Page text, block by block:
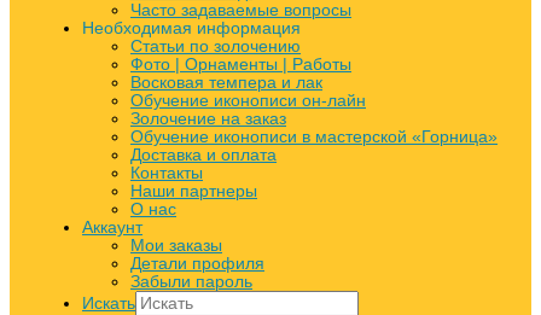
Часто задаваемые вопросы
Необходимая информация
Статьи по золочению
Фото | Орнаменты | Работы
Восковая темпера и лак
Обучение иконописи он-лайн
Золочение на заказ
Обучение иконописи в мастерской «Горница»
Доставка и оплата
Контакты
Наши партнеры
О нас
Аккаунт
Мои заказы
Детали профиля
Забыли пароль
Искать